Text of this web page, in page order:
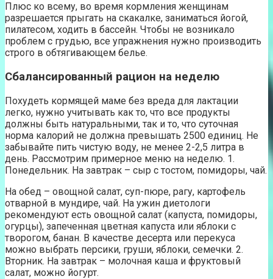
Плюс ко всему, во время кормления женщинам
разрешается прыгать на скакалке, заниматься йогой,
пилатесом, ходить в бассейн. Чтобы не возникало
проблем с грудью, все упражнения нужно производить
строго в обтягивающем белье.
Сбалансированный рацион на неделю
Похудеть кормящей маме без вреда для лактации
легко, нужно учитывать как то, что все продукты
должны быть натуральными, так и то, что суточная
норма калорий не должна превышать 2500 единиц. Не
забывайте пить чистую воду, не менее 2-2,5 литра в
день. Рассмотрим примерное меню на неделю. 1.
Понедельник. На завтрак – сыр с тостом, помидоры, чай.
На обед – овощной салат, суп-пюре, рагу, картофель
отварной в мундире, чай. На ужин диетологи
рекомендуют есть овощной салат (капуста, помидоры,
огурцы), запеченная цветная капуста или яблоки с
творогом, банан. В качестве десерта или перекуса
можно выбрать персики, груши, яблоки, семечки. 2.
Вторник. На завтрак – молочная каша и фруктовый
салат, можно йогурт.